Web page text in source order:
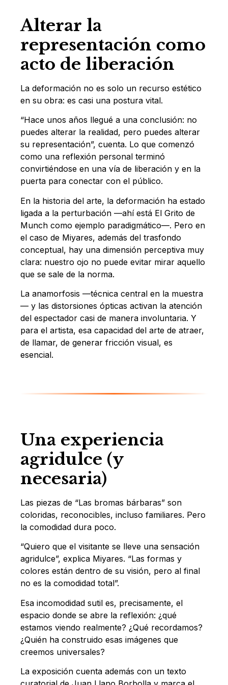
Alterar la
representación como
acto de liberación
La deformación no es solo un recurso estético
en su obra: es casi una postura vital.
“Hace unos años llegué a una conclusión: no
puedes alterar la realidad, pero puedes alterar
su representación”, cuenta. Lo que comenzó
como una reflexión personal terminó
convirtiéndose en una vía de liberación y en la
puerta para conectar con el público.
En la historia del arte, la deformación ha estado
ligada a la perturbación —ahí está El Grito de
Munch como ejemplo paradigmático—. Pero en
el caso de Miyares, además del trasfondo
conceptual, hay una dimensión perceptiva muy
clara: nuestro ojo no puede evitar mirar aquello
que se sale de la norma.
La anamorfosis —técnica central en la muestra
— y las distorsiones ópticas activan la atención
del espectador casi de manera involuntaria. Y
para el artista, esa capacidad del arte de atraer,
de llamar, de generar fricción visual, es
esencial.
Una experiencia
agridulce (y
necesaria)
Las piezas de “Las bromas bárbaras” son
coloridas, reconocibles, incluso familiares. Pero
la comodidad dura poco.
“Quiero que el visitante se lleve una sensación
agridulce”, explica Miyares. “Las formas y
colores están dentro de su visión, pero al final
no es la comodidad total”.
Esa incomodidad sutil es, precisamente, el
espacio donde se abre la reflexión: ¿qué
estamos viendo realmente? ¿Qué recordamos?
¿Quién ha construido esas imágenes que
creemos universales?
La exposición cuenta además con un texto